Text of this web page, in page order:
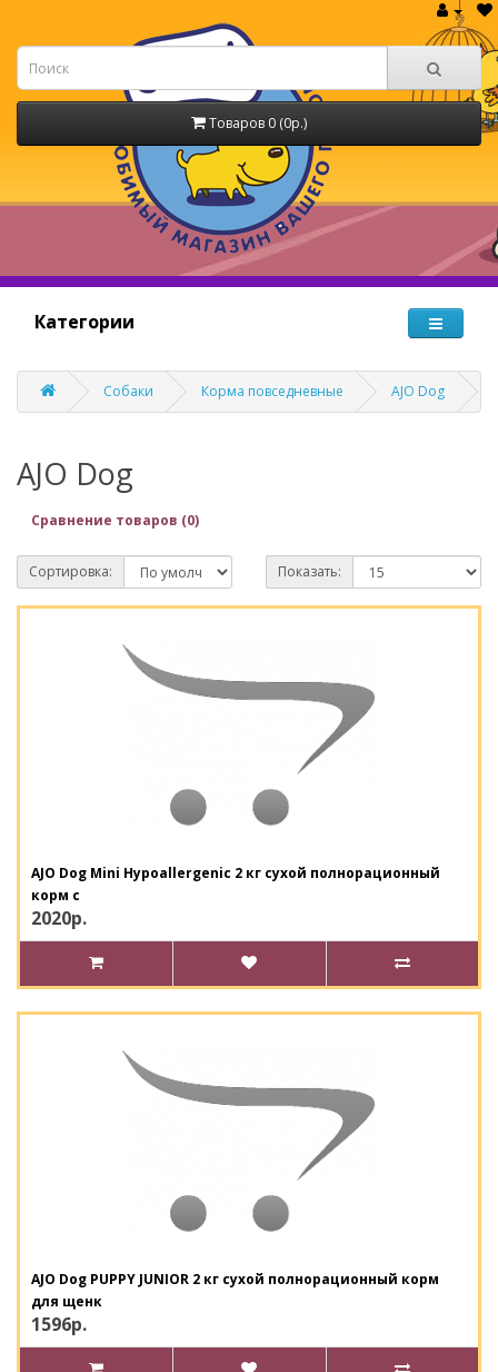
Товаров 0 (0р.)
Категории
Собаки Корма повседневные AJO Dog
AJO Dog
Сравнение товаров (0)
Сортировка: Показать:
AJO Dog Mini Hypoallergenic 2 кг сухой полнорационный
корм с
2020р.
AJO Dog PUPPY JUNIOR 2 кг сухой полнорационный корм
для щенк
1596р.